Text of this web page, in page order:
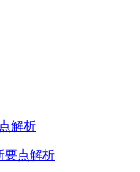
要点解析